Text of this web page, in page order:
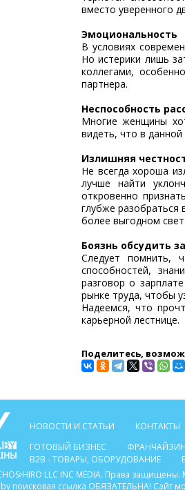
вместо уверенного
Эмоциональность
В условиях
Но истерики лишь
коллегами,
партнера.
Неспособность
Многие женщины
видеть, что в
Излишняя
Не всегда хороша
лучше найти
откровенно
глубже разобраться
более выгодном
Боязнь обсудить
Следует помнить,
способностей,
разговор о
рынке труда, чтобы
Надеемся, что
карьерной лестнице.
Поделитесь,
НОВОСТИ И СТАТЬИ КОНТАКТЫ
ГОТОВЫЙ БИЗНЕС
B2B - ТОВАРЫ, ОБОРУДОВАНИЕ
LLC INC MEDIA. Права
поисковая ссылка ОБЯЗАТЕЛЬНА! Сайт